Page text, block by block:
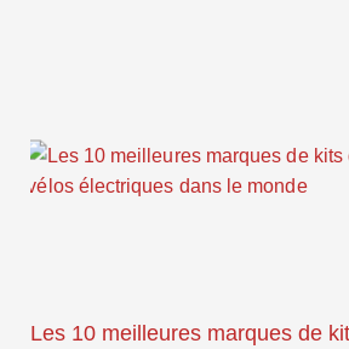
Les 10 meilleures marques de